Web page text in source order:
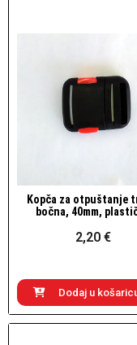
Brzi pogled
Kopča za otpuštanje
bočna, 40mm,
2,20 €
Dodaj u